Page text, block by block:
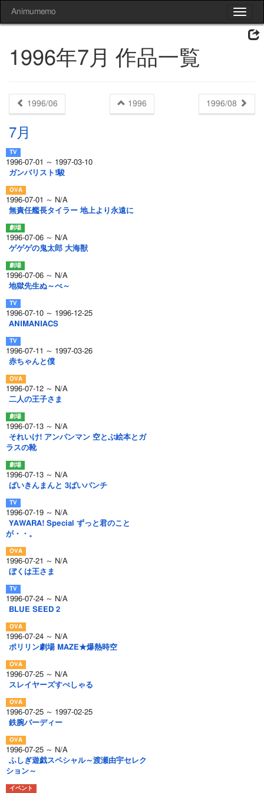
Toggle
Animumemo
1996年7月 作品一覧
1996/06 1996 1996/08
7月
1996-07-01 ～ 1997-03-10
ガンバリスト!駿
1996-07-01 ～ N/A
無責任艦長タイラー 地上より永遠に
1996-07-06 ～ N/A
ゲゲゲの鬼太郎 大海獣
1996-07-06 ～ N/A
地獄先生ぬ～べ～
1996-07-10 ～ 1996-12-25
ANIMANIACS
1996-07-11 ～ 1997-03-26
赤ちゃんと僕
1996-07-12 ～ N/A
二人の王子さま
1996-07-13 ～ N/A
それいけ! アンパンマン 空とぶ絵本とガ
ラスの靴
1996-07-13 ～ N/A
ばいきんまんと 3ばいパンチ
1996-07-19 ～ N/A
YAWARA! Special ずっと君のこと
が・・。
1996-07-21 ～ N/A
ぼくは王さま
1996-07-24 ～ N/A
BLUE SEED 2
1996-07-24 ～ N/A
ポリリン劇場 MAZE★爆熱時空
1996-07-25 ～ N/A
スレイヤーズすぺしゃる
1996-07-25 ～ 1997-02-25
鉄腕バーディー
1996-07-25 ～ N/A
ふしぎ遊戯スペシャル～渡瀬由宇セレク
ション～